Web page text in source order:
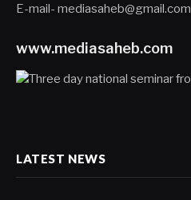
E-mail- mediasaheb@gmail.com
www.mediasaheb.com
LATEST NEWS